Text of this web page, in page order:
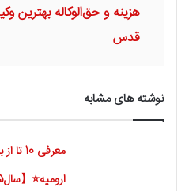
هزینه و حق‌الوکاله بهترین
قدس
نوشته های مشابه
معرفی
ارومیه⭐【سال1405】⚖